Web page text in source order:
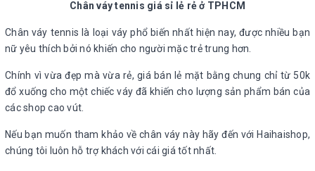
Chân váy tennis giá sỉ lẻ rẻ ở TPHCM
Chân váy tennis là loại váy phổ biến nhất hiện nay, được nhiều bạn
nữ yêu thích bởi nó khiến cho người mặc trẻ trung hơn.
Chính vì vừa đẹp mà vừa rẻ, giá bán lẻ mặt bằng chung chỉ từ 50k
đổ xuống cho một chiếc váy đã khiến cho lượng sản phẩm bán của
các shop cao vút.
Nếu bạn muốn tham khảo về chân váy này hãy đến với Haihaishop,
chúng tôi luôn hỗ trợ khách với cái giá tốt nhất.